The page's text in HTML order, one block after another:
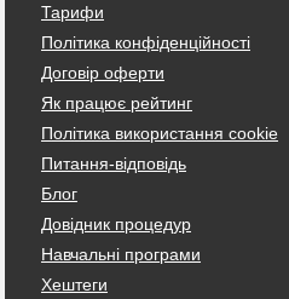
Тарифи
Політика конфіденційності
Договір оферти
Як працює рейтинг
Політика використання cookie
Питання-відповідь
Блог
Довідник процедур
Навчальні програми
Хештеги